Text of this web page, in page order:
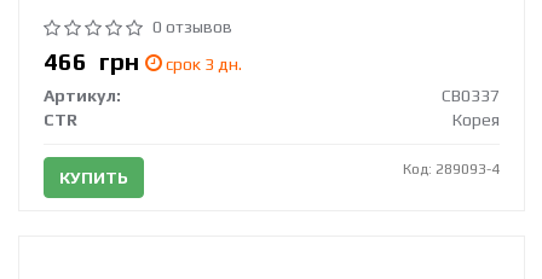
0 отзывов
466 грн
срок 3 дн.
Артикул:
CB0337
CTR
Корея
КУПИТЬ Код: 289093-4